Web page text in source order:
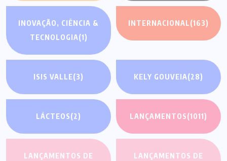
INOVAÇÃO, CIÊNCIA &
TECNOLOGIA(1)
INTERNACIONAL(163)
ISIS VALLE(3) KELY GOUVEIA(28)
LÁCTEOS(2) LANÇAMENTOS(1011)
LANÇAMENTOS DE
LANÇAMENTOS DE